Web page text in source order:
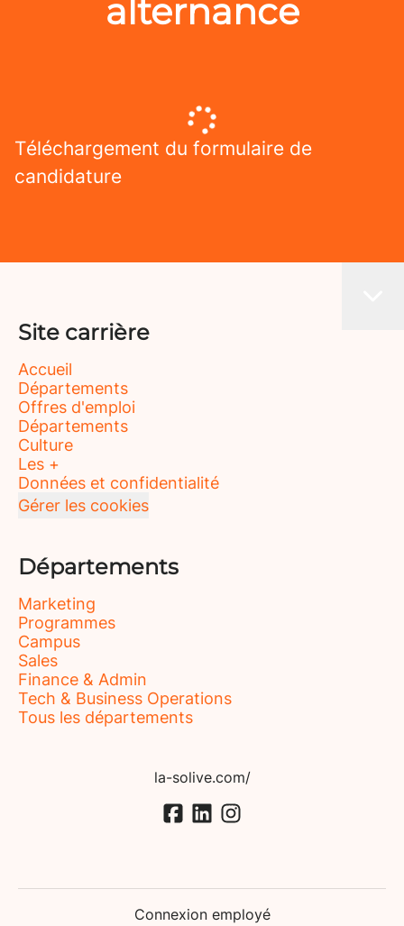
alternance
Téléchargement du formulaire de
candidature
Site carrière
Accueil
Départements
Offres d'emploi
Départements
Culture
Les +
Données et confidentialité
Gérer les cookies
Départements
Marketing
Programmes
Campus
Sales
Finance & Admin
Tech & Business Operations
Tous les départements
la-solive.com/
Connexion employé